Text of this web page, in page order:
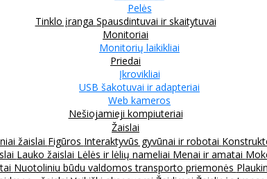
Pelės
Tinklo įranga Spausdintuvai ir skaitytuvai
Monitoriai
Monitorių laikikliai
Priedai
Įkrovikliai
USB šakotuvai ir adapteriai
Web kameros
Nešiojamieji kompiuteriai
Žaislai
žaislai Figūros Interaktyvūs gyvūnai ir robotai
Lauko žaislai Lėlės ir lėlių nameliai Menai ir amatai
Nuotoliniu būdu valdomos transporto priemonės